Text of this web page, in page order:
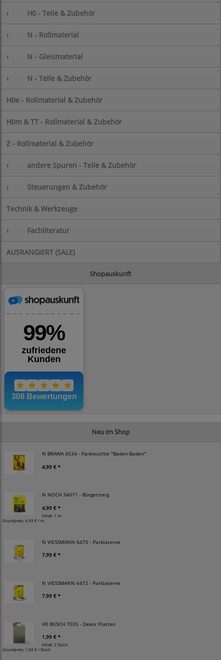
› H0 - Teile & Zubehör
› N - Rollmaterial
› N - Gleismaterial
› N - Teile & Zubehör
H0e - Rollmaterial & Zubehör
H0m & TT - Rollmaterial & Zubehör
Z - Rollmaterial & Zubehör
› andere Spuren - Teile & Zubehör
› Steuerungen & Zubehör
Technik & Werkzeuge
› Fachliteratur
AUSRANGIERT (SALE)
Shopauskunft
Neu im Shop
N BRAWA 4534 - Parkleuchte "Baden-Baden"
4,99 € *
N NOCH 34071 - Bürgersteig
4,99 € *
Inhalt: 1 m
Grundpreis:4,99 € / m
N VIESSMANN 6470 - Parklaterne
7,99 € *
N VIESSMANN 6472 - Parklaterne
7,99 € *
H0 BUSCH 7035 - Dekor Platten
1,99 € *
Inhalt: 2 Stück
Grundpreis: 1,00 € / Stück